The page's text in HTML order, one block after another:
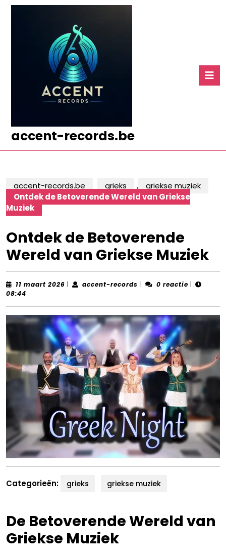
accent-records.be
accent-records.be grieks ,
griekse muziek
Ontdek de Betoverende Wereld van Griekse
Muziek
Ontdek de Betoverende
Wereld van Griekse Muziek
11 maart 2026 11| accent-records accent-
| 0 reactie |
08:44
Categorieën: grieks griekse muziek
De Betoverende Wereld van
Griekse Muziek